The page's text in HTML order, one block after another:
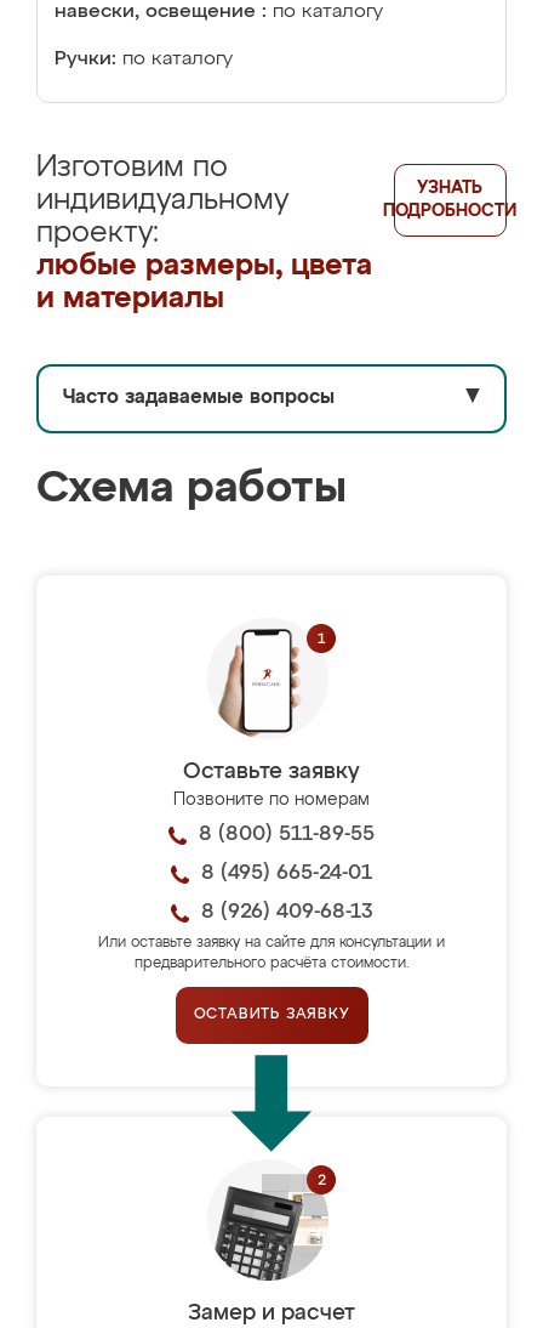
навески, освещение : по каталогу
Ручки: по каталогу
Изготовим по
индивидуальному
проекту:
любые размеры, цвета
и материалы
УЗНАТЬ
ПОДРОБНОСТИ
Часто задаваемые вопросы ▼
Схема работы
Оставьте заявку
Позвоните по номерам
8 (800) 511-89-55
8 (495) 665-24-01
8 (926) 409-68-13
Или оставьте заявку на сайте для консультации и
предварительного расчёта стоимости.
ОСТАВИТЬ ЗАЯВКУ
Замер и расчет